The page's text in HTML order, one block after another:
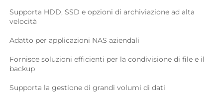
Supporta HDD, SSD e opzioni di archiviazione ad alta
velocità
Adatto per applicazioni NAS aziendali
Fornisce soluzioni efficienti per la condivisione di file e il
backup
Supporta la gestione di grandi volumi di dati